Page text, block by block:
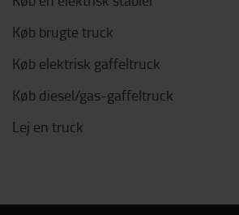
Køb brugte truck
Køb elektrisk gaffeltruck
Køb diesel/gas-gaffeltruck
Lej en truck